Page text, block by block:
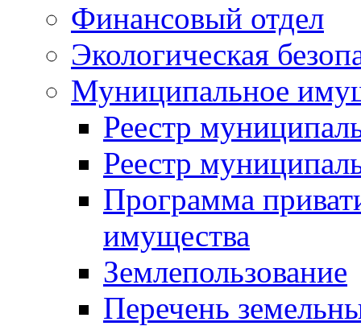
Финансовый отдел
Экологическая
Муниципальное
Реестр
Реестр
Программа
имущества
Землепользование
Перечень